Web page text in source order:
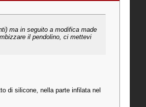
ma in seguito a modifica made
il pendolino, ci mettevi
di silicone, nella parte infilata nel